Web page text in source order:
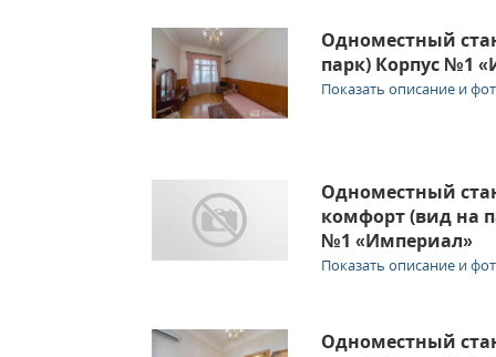
Одноместный
парк) Корпус №1
Показать описание и
Одноместный
комфорт (вид на
№1 «Империал»
Показать описание и
Одноместный